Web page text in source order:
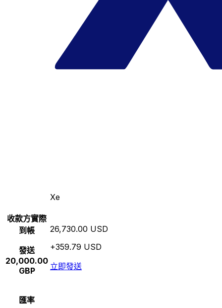
Xe
收款方實際
到帳
發送
20,000.00
GBP
26,730.00 USD
+359.79 USD
立即發送
匯率